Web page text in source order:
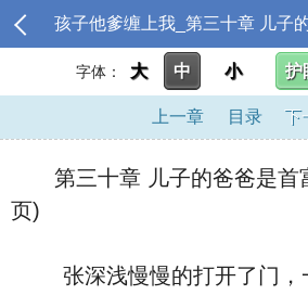
字体： 大 中 小 护
上一章 目录 下
第三十章 儿子的爸爸是首
页)
张深浅慢慢的打开了门，